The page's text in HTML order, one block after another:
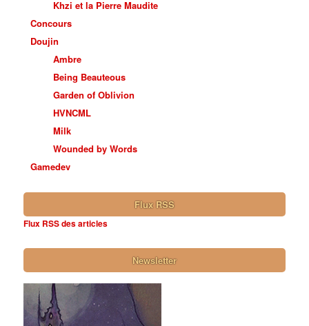
Khzi et la Pierre Maudite
Concours
Doujin
Ambre
Being Beauteous
Garden of Oblivion
HVNCML
Milk
Wounded by Words
Gamedev
Flux RSS
Flux RSS des articles
Newsletter